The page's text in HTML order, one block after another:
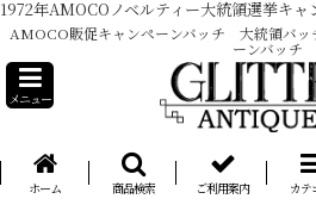
1972年AMOCOノベルティー大統領選挙キャ
AMOCO販促キャンペーンバッチ 大統領バ
ーンバッチ
メニュー
ホーム 商品検索 ご利用案内 カテ